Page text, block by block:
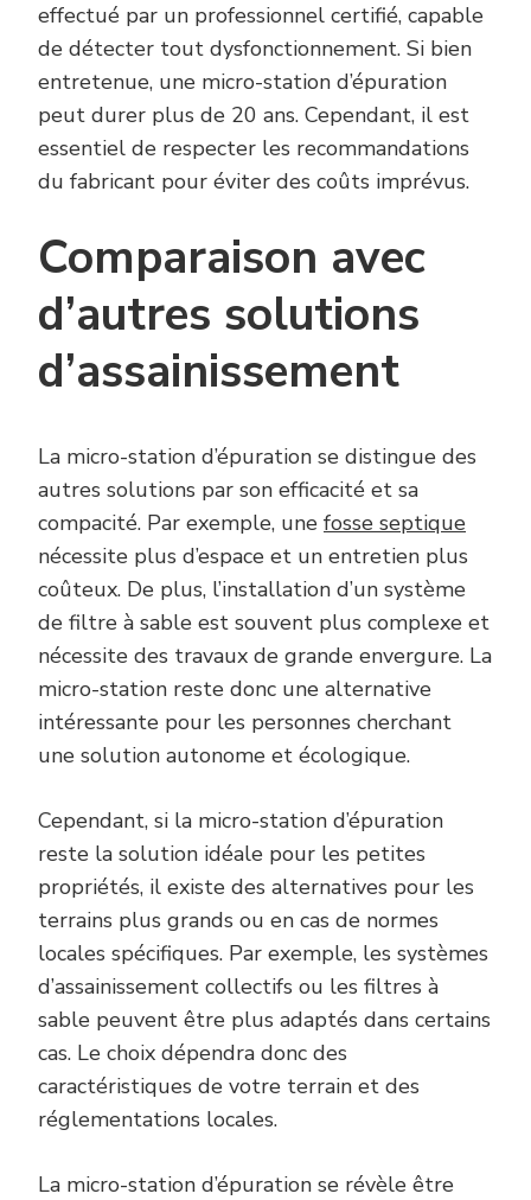
effectué par un professionnel certifié, capable
de détecter tout dysfonctionnement. Si bien
entretenue, une micro-station d’épuration
peut durer plus de 20 ans. Cependant, il est
essentiel de respecter les recommandations
du fabricant pour éviter des coûts imprévus.
Comparaison avec
d’autres solutions
d’assainissement
La micro-station d’épuration se distingue des
autres solutions par son efficacité et sa
compacité. Par exemple, une fosse septique
nécessite plus d’espace et un entretien plus
coûteux. De plus, l’installation d’un système
de filtre à sable est souvent plus complexe et
nécessite des travaux de grande envergure. La
micro-station reste donc une alternative
intéressante pour les personnes cherchant
une solution autonome et écologique.
Cependant, si la micro-station d’épuration
reste la solution idéale pour les petites
propriétés, il existe des alternatives pour les
terrains plus grands ou en cas de normes
locales spécifiques. Par exemple, les systèmes
d’assainissement collectifs ou les filtres à
sable peuvent être plus adaptés dans certains
cas. Le choix dépendra donc des
caractéristiques de votre terrain et des
réglementations locales.
La micro-station d’épuration se révèle être